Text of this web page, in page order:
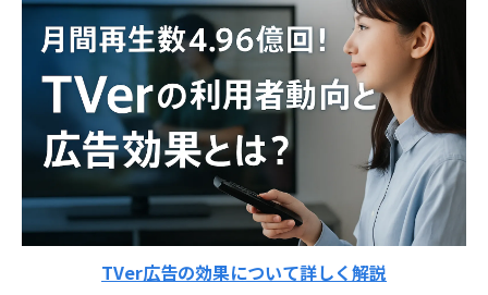
TVer広告の効果について詳しく解説